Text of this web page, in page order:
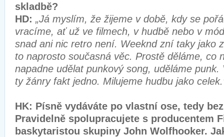
skladbě?
HD: „Já myslím, že žijeme v době, kdy se
vracíme, ať už ve filmech, v hudbě nebo v
snad ani nic retro není. Weeknd zní taky jako
to naprosto současná věc. Prostě děláme, co
napadne udělat punkový song, uděláme punk.
ty žánry fakt jedno. Milujeme hudbu jako
HK: Písně vydáváte po vlastní ose, tedy
Pravidelně spolupracujete s producentem
baskytaristou skupiny John Wolfhooker.